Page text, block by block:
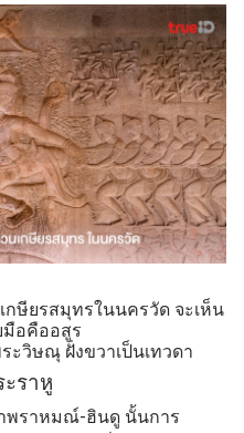
ษียรสมุทรในนครวัด จะเห็น
มือคืออสูร
ะวิษณุ ฝั่งขวาเป็นเทวดา
ราหู
พราหมณ์-ฮินดู นั้นการ